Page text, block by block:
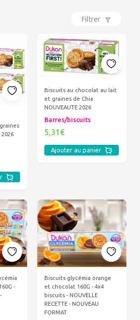
Filtrer
2026
Biscuits au chocolat au lait
et graines de Chia
NOUVEAUTE 2026
Barres/biscuits
5,31€
Ajouter au panier
-
Biscuits glycémia orange
et chocolat 160G - 4x4
biscuits - NOUVELLE
RECETTE - NOUVEAU
FORMAT